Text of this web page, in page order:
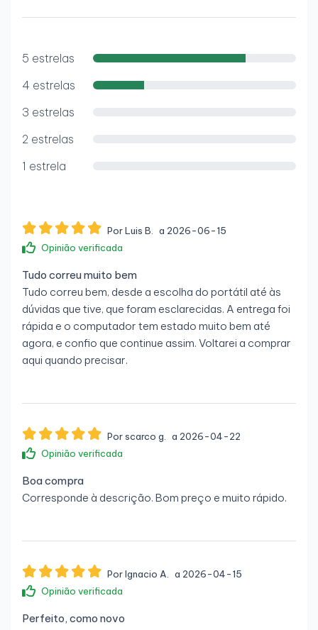
5 estrelas
4 estrelas
3 estrelas
2 estrelas
1 estrela
Por Luis B.
a 2026-06-15
Opinião verificada
Tudo correu muito bem
Tudo correu bem, desde a escolha do portátil até às
dúvidas que tive, que foram esclarecidas. A entrega foi
rápida e o computador tem estado muito bem até
agora, e confio que continue assim. Voltarei a comprar
aqui quando precisar.
Por scarco g.
a 2026-04-22
Opinião verificada
Boa compra
Corresponde à descrição. Bom preço e muito rápido.
Por Ignacio A.
a 2026-04-15
Opinião verificada
Perfeito, como novo